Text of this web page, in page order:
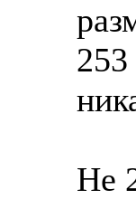
253
Не